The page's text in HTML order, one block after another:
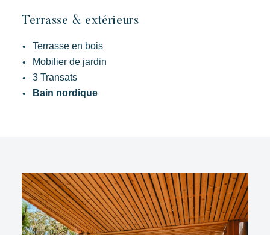
Terrasse & extérieurs
Terrasse en bois
Mobilier de jardin
3 Transats
Bain nordique